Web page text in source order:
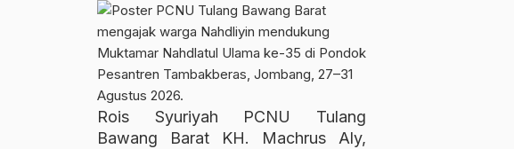
Rois Syuriyah PCNU Tulang
Bawang Barat KH. Machrus Aly,